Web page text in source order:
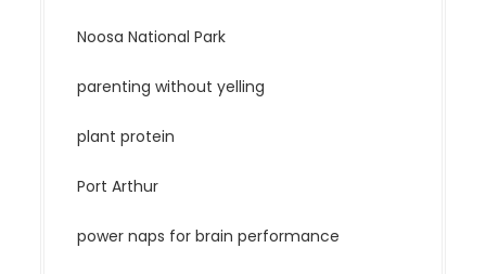
Noosa National Park
parenting without yelling
plant protein
Port Arthur
power naps for brain performance